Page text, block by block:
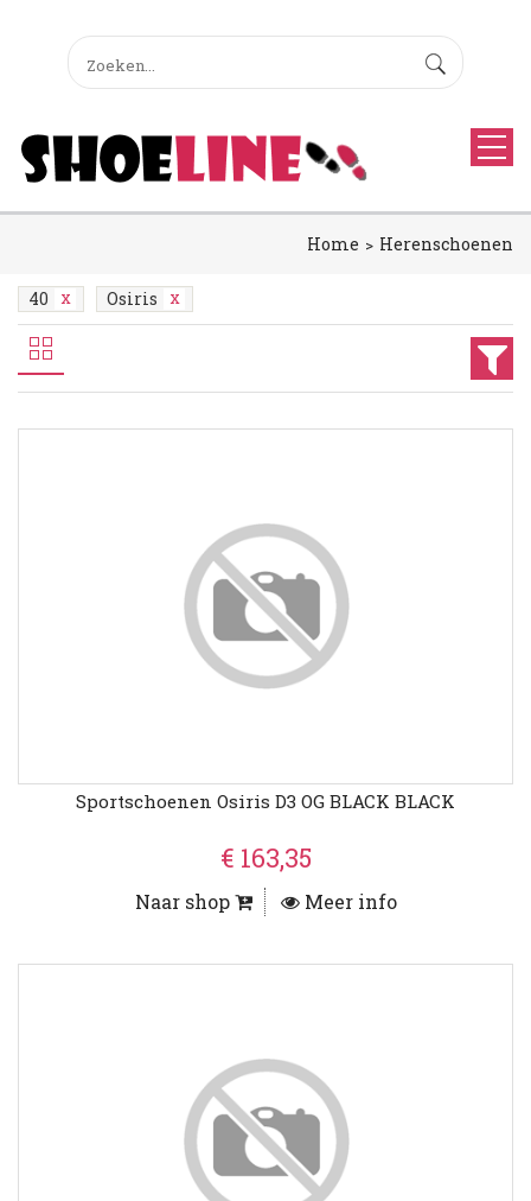
Home Herenschoenen
40 Osiris
Sportschoenen Osiris D3 OG BLACK BLACK
€ 163,35
Naar shop Meer info